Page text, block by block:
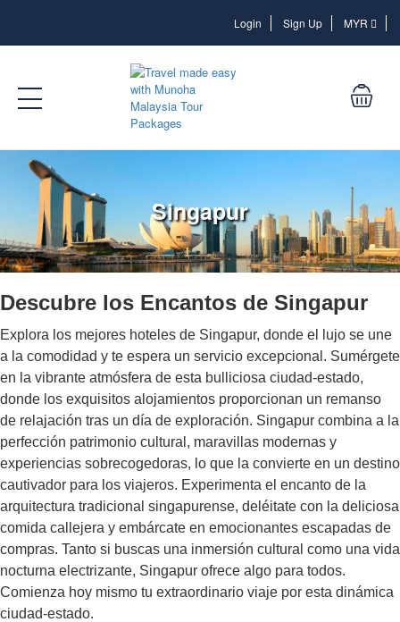
Login LoginSign Up MYR
Singapur
Descubre los Encantos de Singapur
Explora los mejores hoteles de Singapur, donde el lujo se une
a la comodidad y te espera un servicio excepcional. Sumérgete
en la vibrante atmósfera de esta bulliciosa ciudad-estado,
donde los exquisitos alojamientos proporcionan un remanso
de relajación tras un día de exploración. Singapur combina a la
perfección patrimonio cultural, maravillas modernas y
experiencias sobrecogedoras, lo que la convierte en un destino
cautivador para los viajeros. Experimenta el encanto de la
arquitectura tradicional singapurense, deléitate con la deliciosa
comida callejera y embárcate en emocionantes escapadas de
compras. Tanto si buscas una inmersión cultural como una vida
nocturna electrizante, Singapur ofrece algo para todos.
Comienza hoy mismo tu extraordinario viaje por esta dinámica
ciudad-estado.